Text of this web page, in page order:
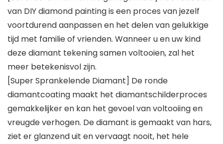
van DIY diamond painting is een proces van jezelf
voortdurend aanpassen en het delen van gelukkige
tijd met familie of vrienden. Wanneer u en uw kind
deze diamant tekening samen voltooien, zal het
meer betekenisvol zijn.
[Super Sprankelende Diamant] De ronde
diamantcoating maakt het diamantschilderproces
gemakkelijker en kan het gevoel van voltooiing en
vreugde verhogen. De diamant is gemaakt van hars,
ziet er glanzend uit en vervaagt nooit, het hele